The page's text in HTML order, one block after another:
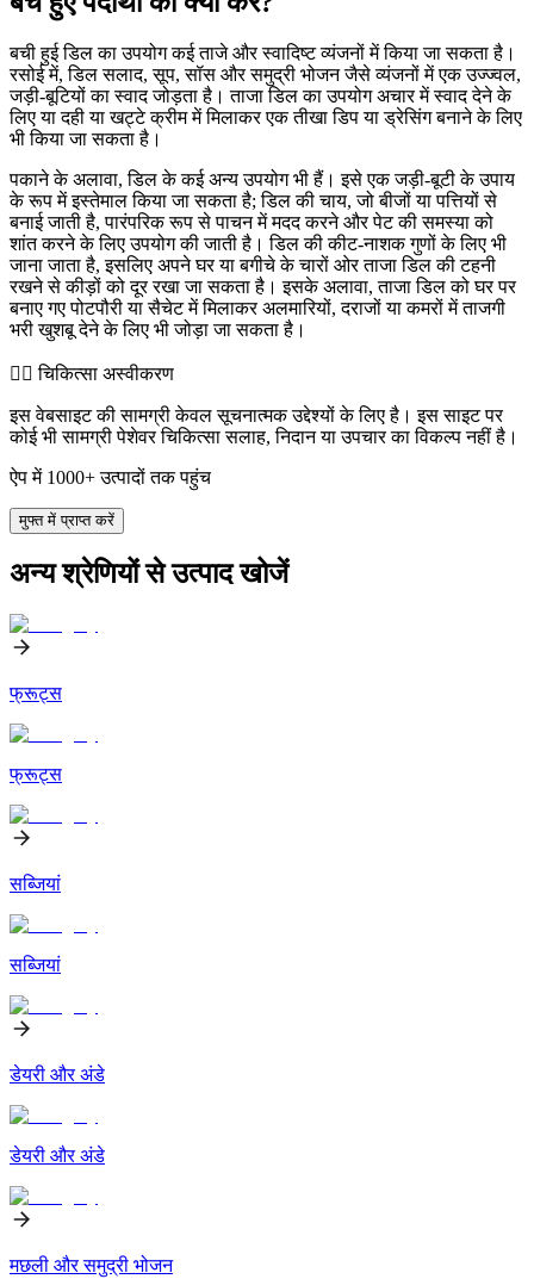
बची हुई डिल का उपयोग कई ताजे और स्वादिष्ट व्यंजनों में किया जा सकता है।
रसोई में, डिल सलाद, सूप, सॉस और समुद्री भोजन जैसे व्यंजनों में एक उज्ज्वल,
जड़ी-बूटियों का स्वाद जोड़ता है। ताजा डिल का उपयोग अचार में स्वाद देने के
लिए या दही या खट्टे क्रीम में मिलाकर एक तीखा डिप या ड्रेसिंग बनाने के लिए
भी किया जा सकता है।
पकाने के अलावा, डिल के कई अन्य उपयोग भी हैं। इसे एक जड़ी-बूटी के उपाय
के रूप में इस्तेमाल किया जा सकता है; डिल की चाय, जो बीजों या पत्तियों से
बनाई जाती है, पारंपरिक रूप से पाचन में मदद करने और पेट की समस्या को
शांत करने के लिए उपयोग की जाती है। डिल की कीट-नाशक गुणों के लिए भी
जाना जाता है, इसलिए अपने घर या बगीचे के चारों ओर ताजा डिल की टहनी
रखने से कीड़ों को दूर रखा जा सकता है। इसके अलावा, ताजा डिल को घर पर
बनाए गए पोटपौरी या सैचेट में मिलाकर अलमारियों, दराजों या कमरों में ताजगी
भरी खुशबू देने के लिए भी जोड़ा जा सकता है।
👨‍⚕️️ चिकित्सा अस्वीकरण
इस वेबसाइट की सामग्री केवल सूचनात्मक उद्देश्यों के लिए है। इस साइट पर
कोई भी सामग्री पेशेवर चिकित्सा सलाह, निदान या उपचार का विकल्प नहीं है।
ऐप में 1000+ उत्पादों तक पहुंच
मुफ्त में प्राप्त करें
अन्य श्रेणियों से उत्पाद खोजें
फ्रूट्स
फ्रूट्स
सब्जियां
सब्जियां
डेयरी और अंडे
डेयरी और अंडे
मछली और समुद्री भोजन